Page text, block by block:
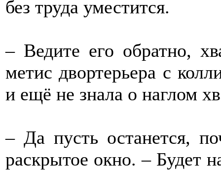
без труда уместится.
– Ведите его обратно,
метис двортерьера с
и ещё не знала о наглом
– Да пусть останется,
раскрытое окно. – Будет